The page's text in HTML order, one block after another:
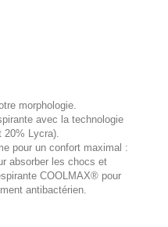
morphologie.
avec la technologie
20% Lycra).
pour un confort maximal :
absorber les chocs et
COOLMAX® pour
antibactérien.